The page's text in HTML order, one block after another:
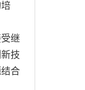
继
技
合